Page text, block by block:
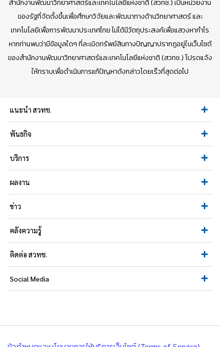
สำนักงานพัฒนาวิทยาศาสตร์และเทคโนโลยีแห่งชาติ (สวทช.) เป็นหน่วยงาน
ของรัฐที่จัดตั้งขึ้นเพื่อศึกษาวิจัยและพัฒนาทางด้านวิทยาศาสตร์ และ
เทคโนโลยีเพื่อการพัฒนาประเทศไทย ไม่ได้มีวัตถุประสงค์เพื่อแสวงหากำไร
หากท่านพบว่ามีข้อมูลใดๆ ที่ละเมิดทรัพย์สินทางปัญญาปรากฏอยู่ในเว็บไซต์
ของสำนักงานพัฒนาวิทยาศาสตร์และเทคโนโลยีแห่งชาติ (สวทช.) โปรดแจ้ง
ให้ทราบเพื่อดำเนินการแก้ปัญหาดังกล่าวโดยเร็วที่สุดต่อไป
แนะนำ สวทช.
พันธกิจ
บริการ
ผลงาน
ข่าว
คลังความรู้
ติดต่อ สวทช.
Social Media